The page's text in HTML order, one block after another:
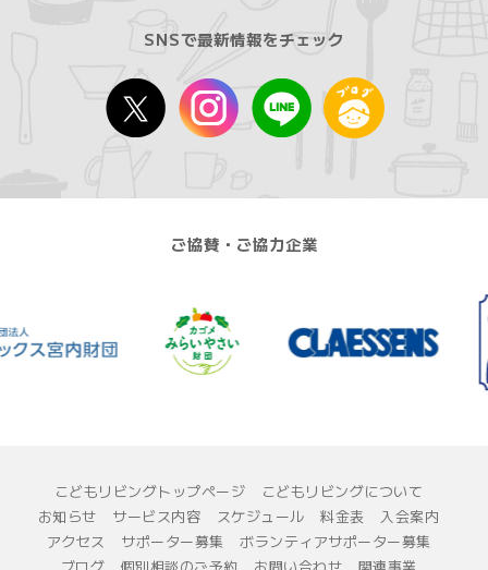
SNSで最新情報をチェック
ご協賛・ご協力企業
こどもリビングトップページ
こどもリビングについて
お知らせ
サービス内容 スケジュール 料金表
入会案内
アクセス
サポーター募集
ボランティアサポーター募集